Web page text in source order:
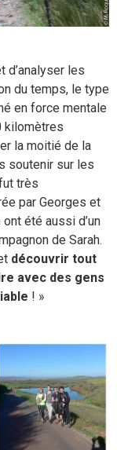
d’analyser les
du temps, le type
en force mentale
kilomètres
la moitié de la
soutenir sur les
très
par Georges et
été aussi d’un
de Sarah.
découvrir tout
avec des gens
! »